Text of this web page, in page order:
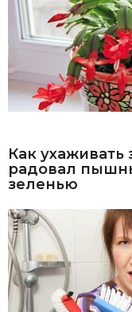
Как ухаживать
радовал
зеленью